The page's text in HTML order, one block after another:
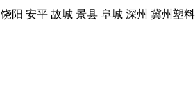
阳 安平 故城 景县 阜城 深州 冀州塑